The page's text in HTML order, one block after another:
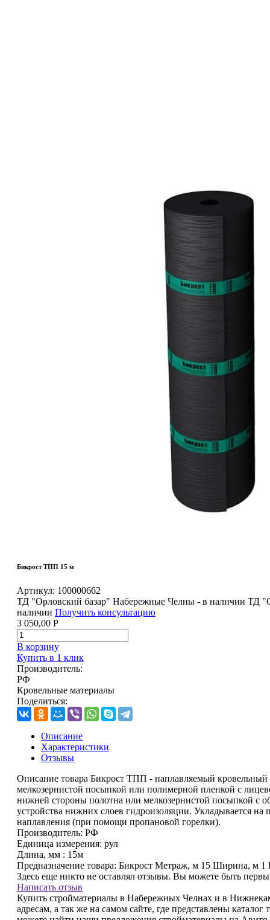
Бикрост ТПП 15 м
Артикул: 100000662
ТД "Орловский базар" Набережные Челны - в наличии ТД
наличии Получить консультацию
3 050,00 Р
В корзину
Купить в 1 клик
Производитель:
РФ
Кровельные материалы
Поделиться:
Описание
Характеристики
Отзывы
Описание товара Бикрост ТПП - наплавляемый кровельный
мелкозернистой посыпкой или полимерной пленкой с
нижней стороны полотна или мелкозернистой посыпкой с
устройства нижних слоев гидроизоляции. Укладывается на
наплавления (при помощи пропановой горелки).
Производитель: РФ
Единица измерения: рул
Длина, мм : 15м
Предназначение товара: Бикрост Метраж, м 15 Ширина, м 1
Здесь еще никто не оставлял отзывы. Вы можете быть
Написать отзыв
Купить стройматериалы в Набережных Челнах и в
адресам, а так же на самом сайте, где представлены